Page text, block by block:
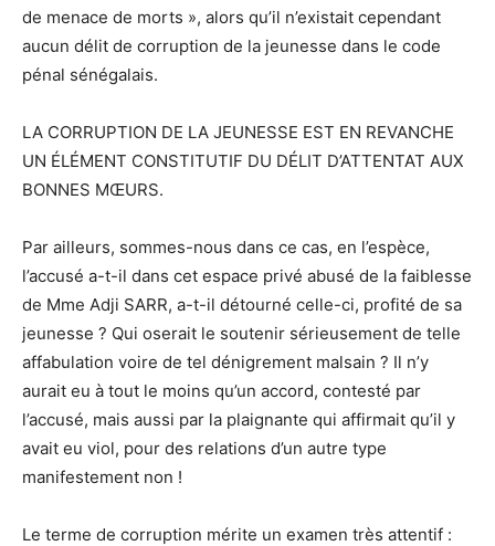
de menace de morts », alors qu’il n’existait cependant
aucun délit de corruption de la jeunesse dans le code
pénal sénégalais.
LA CORRUPTION DE LA JEUNESSE EST EN REVANCHE
UN ÉLÉMENT CONSTITUTIF DU DÉLIT D’ATTENTAT AUX
BONNES MŒURS.
Par ailleurs, sommes-nous dans ce cas, en l’espèce,
l’accusé a-t-il dans cet espace privé abusé de la faiblesse
de Mme Adji SARR, a-t-il détourné celle-ci, profité de sa
jeunesse ? Qui oserait le soutenir sérieusement de telle
affabulation voire de tel dénigrement malsain ? Il n’y
aurait eu à tout le moins qu’un accord, contesté par
l’accusé, mais aussi par la plaignante qui affirmait qu’il y
avait eu viol, pour des relations d’un autre type
manifestement non !
Le terme de corruption mérite un examen très attentif :